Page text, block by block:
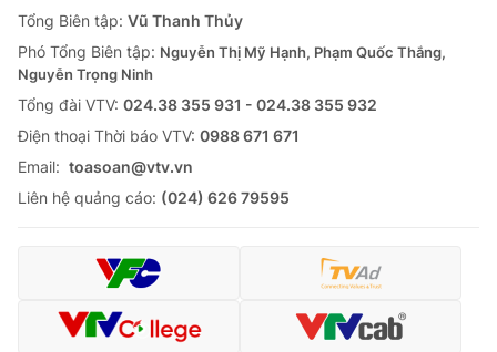
Tổng Biên tập: Vũ Thanh Thủy
Phó Tổng Biên tập: Nguyễn Thị Mỹ Hạnh, Phạm Quốc Thắng,
Nguyễn Trọng Ninh
Tổng đài VTV: 024.38 355 931 - 024.38 355 932
Ðiện thoại Thời báo VTV: 0988 671 671
Email: toasoan@vtv.vn
Liên hệ quảng cáo: (024) 626 79595